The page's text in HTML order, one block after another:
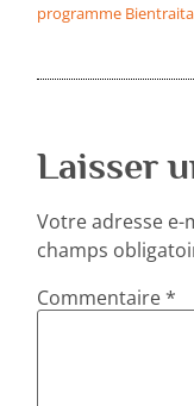
programme
Laisser
Votre adresse e-
champs
Commentaire*